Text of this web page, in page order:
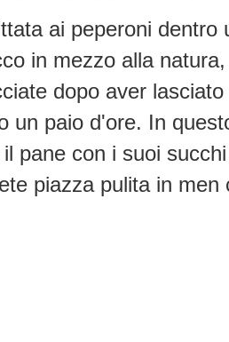
ai peperoni dentro
in mezzo alla
dopo aver
un paio d'ore. In
pane con i suoi
piazza pulita in